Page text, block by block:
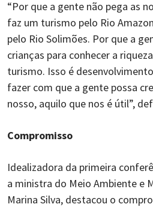
“Por que a gente não pega as
faz um turismo pelo Rio
pelo Rio Solimões. Por que a
crianças para conhecer a
turismo. Isso é
fazer com que a gente possa
nosso, aquilo que nos é útil”,
Compromisso
Idealizadora da primeira
a ministra do Meio Ambiente e
Marina Silva, destacou o